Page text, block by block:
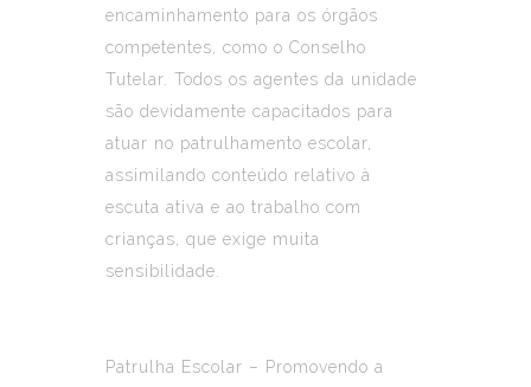
encaminhamento para os órgãos
competentes, como o Conselho
Tutelar. Todos os agentes da unidade
são devidamente capacitados para
atuar no patrulhamento escolar,
assimilando conteúdo relativo à
escuta ativa e ao trabalho com
crianças, que exige muita
sensibilidade.
Patrulha Escolar – Promovendo a